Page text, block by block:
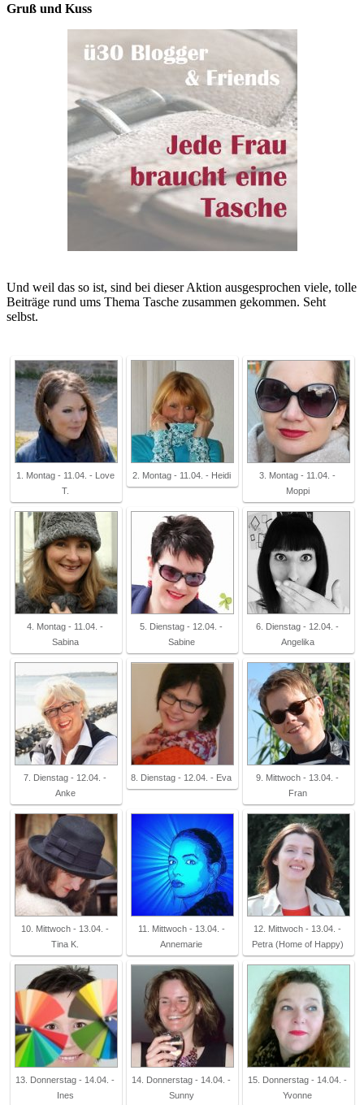
Gruß und Kuss
Und weil das so ist, sind bei dieser Aktion ausgesprochen viele, tolle
Beiträge rund ums Thema Tasche zusammen gekommen. Seht
selbst.
1. Montag - 11.04. - Love
T.
2. Montag - 11.04. - Heidi
3. Montag - 11.04. -
Moppi
4. Montag - 11.04. -
Sabina
5. Dienstag - 12.04. -
Sabine
6. Dienstag - 12.04. -
Angelika
7. Dienstag - 12.04. -
Anke
8. Dienstag - 12.04. - Eva
9. Mittwoch - 13.04. -
Fran
10. Mittwoch - 13.04. -
Tina K.
11. Mittwoch - 13.04. -
Annemarie
12. Mittwoch - 13.04. -
Petra (Home of Happy)
13. Donnerstag - 14.04. -
Ines
14. Donnerstag - 14.04. -
Sunny
15. Donnerstag - 14.04. -
Yvonne